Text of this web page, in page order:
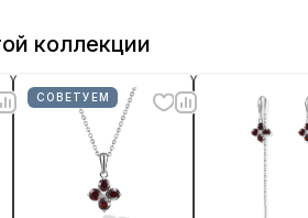
коллекции
СОВЕТУЕМ